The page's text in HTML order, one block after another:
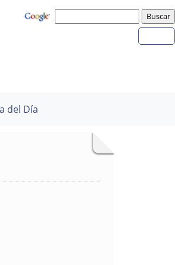
del Día